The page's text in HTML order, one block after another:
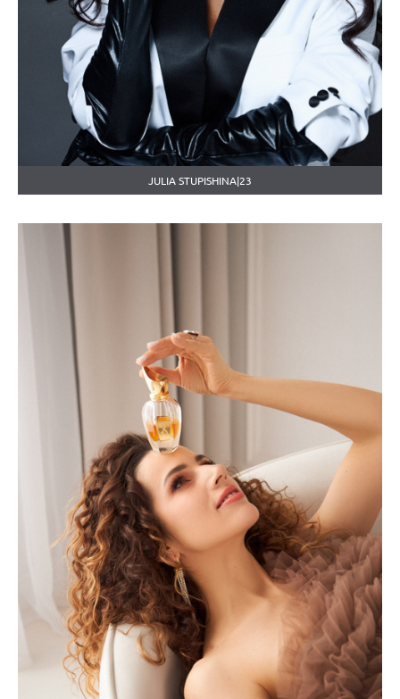
JULIA STUPISHINA|23